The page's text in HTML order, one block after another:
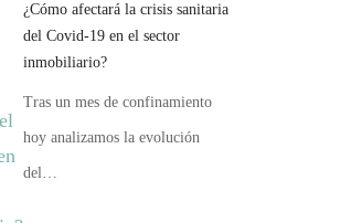
¿Cómo afectará la crisis sanitaria
del Covid-19 en el sector
inmobiliario?
Tras un mes de confinamiento
hoy analizamos la evolución
del…